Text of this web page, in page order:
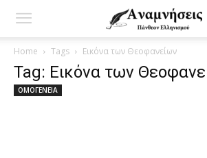
Home Tags Εικόνα των Θεοφανείων
Tag: Εικόνα των
ΟΜΟΓΕΝΕΙΑ